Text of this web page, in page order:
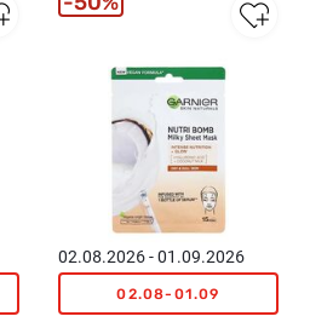
02.08.2026 - 01.09.2026
02.08-01.09